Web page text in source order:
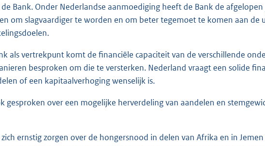
Bank. Onder Nederlandse aanmoediging heeft de Bank de
om slagvaardiger te worden en om beter tegemoet te komen aan de
als vertrekpunt komt de financiële capaciteit van de verschillende
besproken om die te versterken. Nederland vraagt een solide
of een kapitaalverhoging wenselijk is.
gesproken over een mogelijke herverdeling van aandelen en
ernstig zorgen over de hongersnood in delen van Afrika en in